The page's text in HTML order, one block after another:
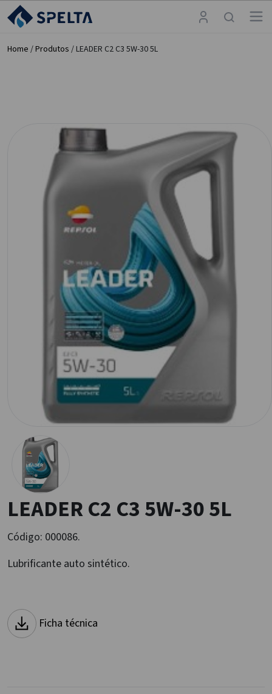
Home /Produtos / LEADER C2 C3 5W-30 5L
LEADER C2 C3 5W-30 5L
Código: 000086.
Lubrificante auto sintético.
Ficha técnica